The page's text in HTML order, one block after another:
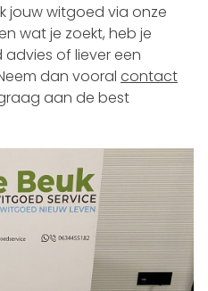
jouw witgoed via onze
wat je zoekt, heb je
of liever een
dan vooral contact
aan de best